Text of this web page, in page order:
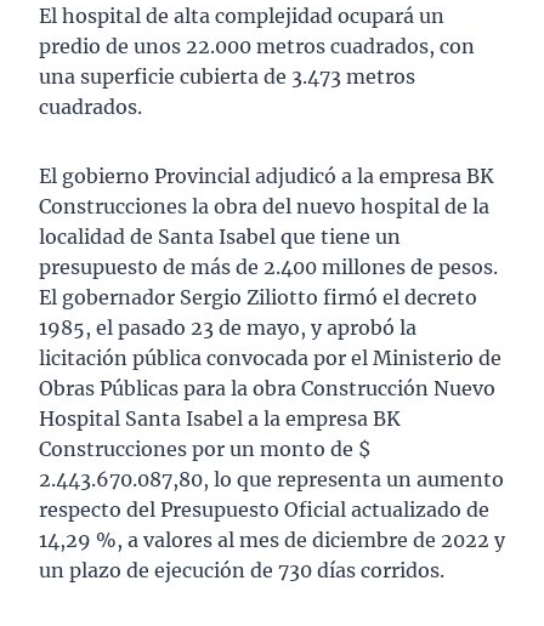
El hospital de alta complejidad ocupará un
predio de unos 22.000 metros cuadrados, con
una superficie cubierta de 3.473 metros
cuadrados.
El gobierno Provincial adjudicó a la empresa BK
Construcciones la obra del nuevo hospital de la
localidad de Santa Isabel que tiene un
presupuesto de más de 2.400 millones de pesos.
El gobernador Sergio Ziliotto firmó el decreto
1985, el pasado 23 de mayo, y aprobó la
licitación pública convocada por el Ministerio de
Obras Públicas para la obra Construcción Nuevo
Hospital Santa Isabel a la empresa BK
Construcciones por un monto de $
2.443.670.087,80, lo que representa un aumento
respecto del Presupuesto Oficial actualizado de
14,29 %, a valores al mes de diciembre de 2022 y
un plazo de ejecución de 730 días corridos.